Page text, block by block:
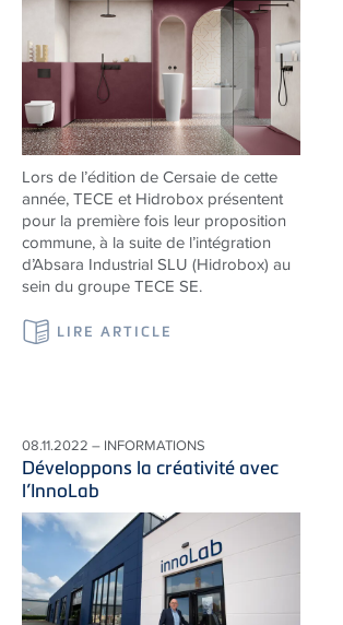
Lors de l’édition de Cersaie de cette
année, TECE et Hidrobox présentent
pour la première fois leur proposition
commune, à la suite de l’intégration
d’Absara Industrial SLU (Hidrobox) au
sein du groupe TECE SE.
LIRE ARTICLE
08.11.2022 – INFORMATIONS
Développons la créativité avec
l’InnoLab